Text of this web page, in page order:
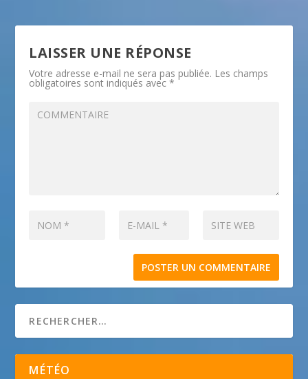
LAISSER UNE RÉPONSE
Votre adresse e-mail ne sera pas publiée. Les champs
obligatoires sont indiqués avec*
MÉTÉO